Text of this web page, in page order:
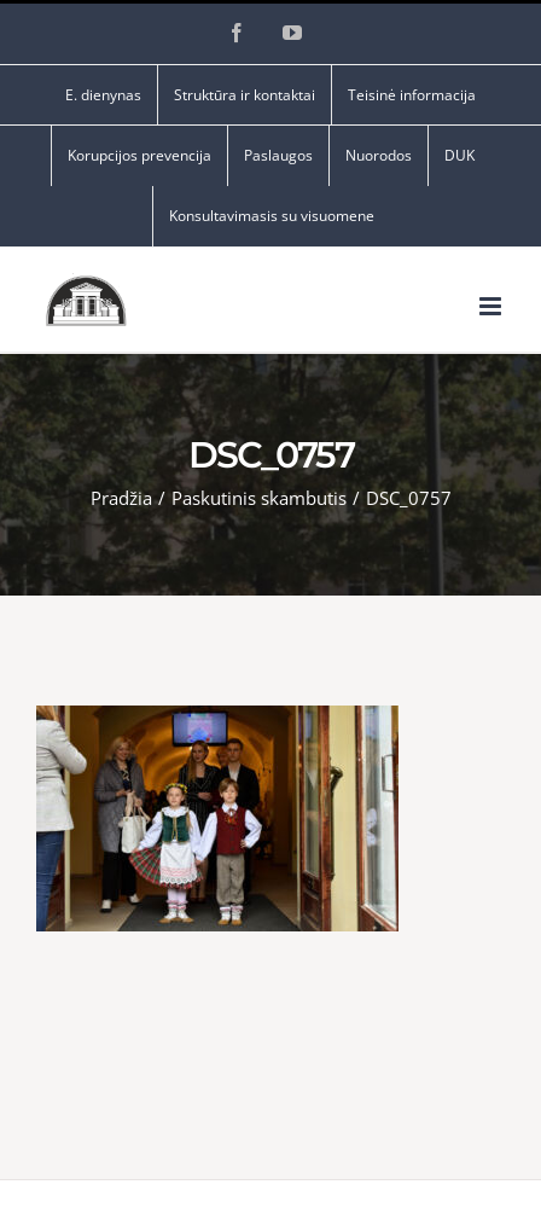
FacebookYouTube
E. dienynas Struktūra ir kontaktai Teisinė informacija
Korupcijos prevencija Paslaugos Nuorodos DUK
Konsultavimasis su visuomene
DSC_0757
Pradžia / Paskutinis skambutis / DSC_0757